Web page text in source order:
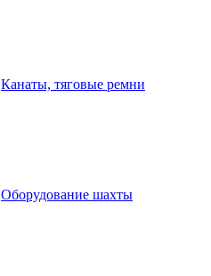
Канаты, тяговые ремни
Оборудование шахты